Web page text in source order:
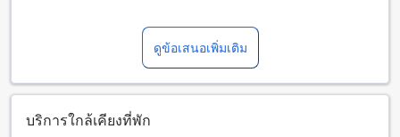
ดูข้อเสนอเพิ่มเติม
บริการใกล้เคียงที่พัก